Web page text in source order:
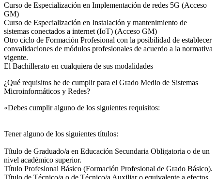
Curso de Especialización en Implementación de redes 5G (Acceso
GM)
Curso de Especialización en Instalación y mantenimiento de
sistemas conectados a internet (IoT) (Acceso GM)
Otro ciclo de Formación Profesional con la posibilidad de establecer
convalidaciones de módulos profesionales de acuerdo a la normativa
vigente.
El Bachillerato en cualquiera de sus modalidades
¿Qué requisitos he de cumplir para el Grado Medio de Sistemas
Microinformáticos y Redes?
«Debes cumplir alguno de los siguientes requisitos:
Tener alguno de los siguientes títulos:
Título de Graduado/a en Educación Secundaria Obligatoria o de un
nivel académico superior.
Título Profesional Básico (Formación Profesional de Grado Básico).
Título de Técnico/a o de Técnico/a Auxiliar o equivalente a efectos